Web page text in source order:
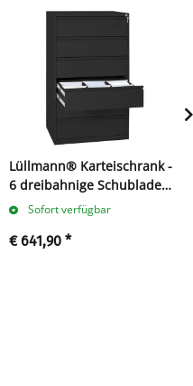
Lüllmann® Karteischrank -
6 dreibahnige Schubladen
- schwarz
Sofort verfügbar
€ 641,90 *